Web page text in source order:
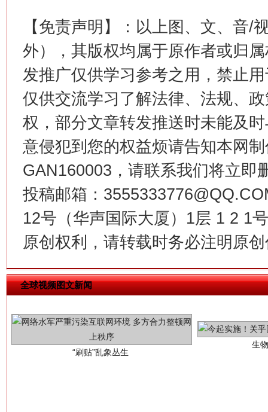
【免责声明】：以上图、文、音/
外），其版权均属于原作者或归
发推广仅供学习参考之用，禁止
仅供交流学习了解法律、法规、
权，部分文章转发推送时未能及
意侵犯到您的权益烦请告知本网
GAN160003，请联系我们将立即
投稿邮箱：
12号（华声国际大厦）1层 1 2 1
原创权利，请转载时务必注明原
全球视频图文新闻
习近平的博鳌关键词
魏明亮
“刷贴”乱象丛生
生